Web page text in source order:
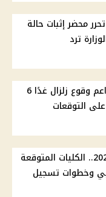
تحرر محضر إثبات حالة
ترد
البحوث الفلكية تحسم مزاعم وقوع زلزال غدًا 6
التوقعات
تنسيق المرحلة الثانية 2026.. الكليات المتوقعة
وخطوات تسجيل